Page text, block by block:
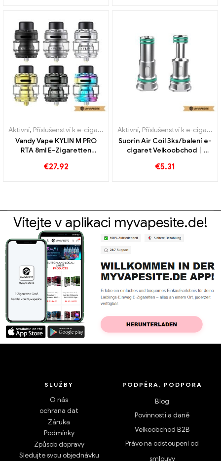
Aktivní, Příslušenství k e-cigaretám
Vandy Vape KYLIN M PRO
RTA 8ml E-Zigaretten
€27.92
Aktivní, Příslušenství k e-cigaretám
Suorin Air Coil 3ks/balení e-
cigaret Velkoobchod丨
€5.31
Vítejte v aplikaci myvapesite.de!
SLUŽBY
O nás
ochrana dat
Záruka
Podmínky
Způsob dopravy
Sledujte svou objednávku
PODPĚRA, PODPORA
Blog
Povinnosti a daně
Velkoobchod B2B
Právo na odstoupení od
smlouvy